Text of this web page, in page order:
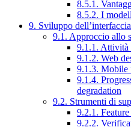
8.5.1.
8.5.2. I
9. Sviluppo dell’interfaccia
9.1. Approccio allo
9.1.1. Attività
9.1.2. Web
9.1.3. Mobile
9.1.4.
degradation
9.2. Strumenti di
9.2.1.
9.2.2.